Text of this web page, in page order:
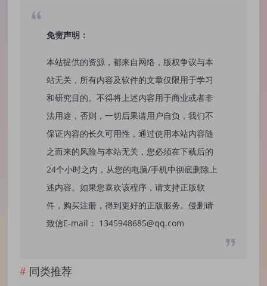
免责声明：
本站提供的资源，都来自网络，版权争议与本
站无关，所有内容及软件的文章仅限用于学习
和研究目的。不得将上述内容用于商业或者非
法用途，否则，一切后果请用户自负，我们不
保证内容的长久可用性，通过使用本站内容随
之而来的风险与本站无关，您必须在下载后的
24个小时之内，从您的电脑/手机中彻底删除上
述内容。如果您喜欢该程序，请支持正版软
件，购买注册，得到更好的正版服务。侵删请
致信E-mail： 1345948685@qq.com
同类推荐